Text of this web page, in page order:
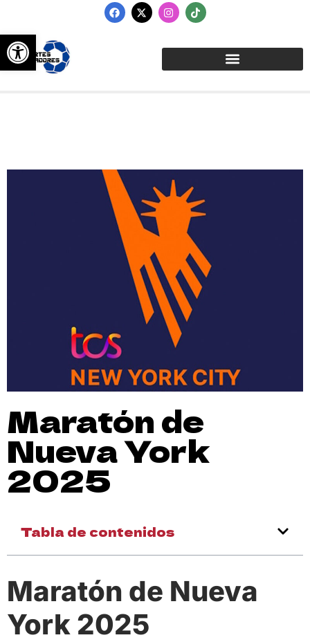
Abrir barra de herramientas
Maratón de
Nueva York
2025
Tabla de contenidos
Maratón de Nueva
York 2025